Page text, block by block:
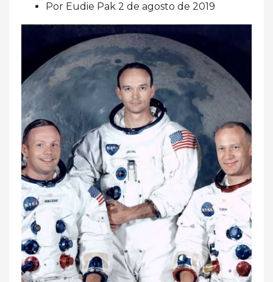
Por Eudie Pak 2 de agosto de 2019